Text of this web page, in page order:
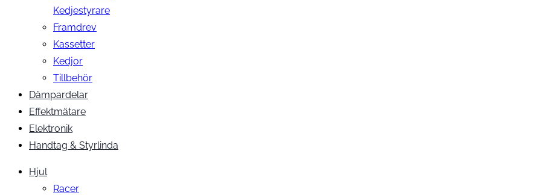
Kedjestyrare
Framdrev
Kassetter
Kedjor
Tillbehör
Dämpardelar
Effektmätare
Elektronik
Handtag & Styrlinda
Hjul
Racer